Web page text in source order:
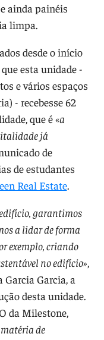
ainda painéis
limpa.
desde o início
esta unidade -
e vários espaços
- recebesse 62
que é «a
já
de
de estudantes
Real Estate.
garantimos
a lidar de forma
exemplo, criando
no edifício»,
Garcia Garcia, a
desta unidade.
da Milestone,
matéria de